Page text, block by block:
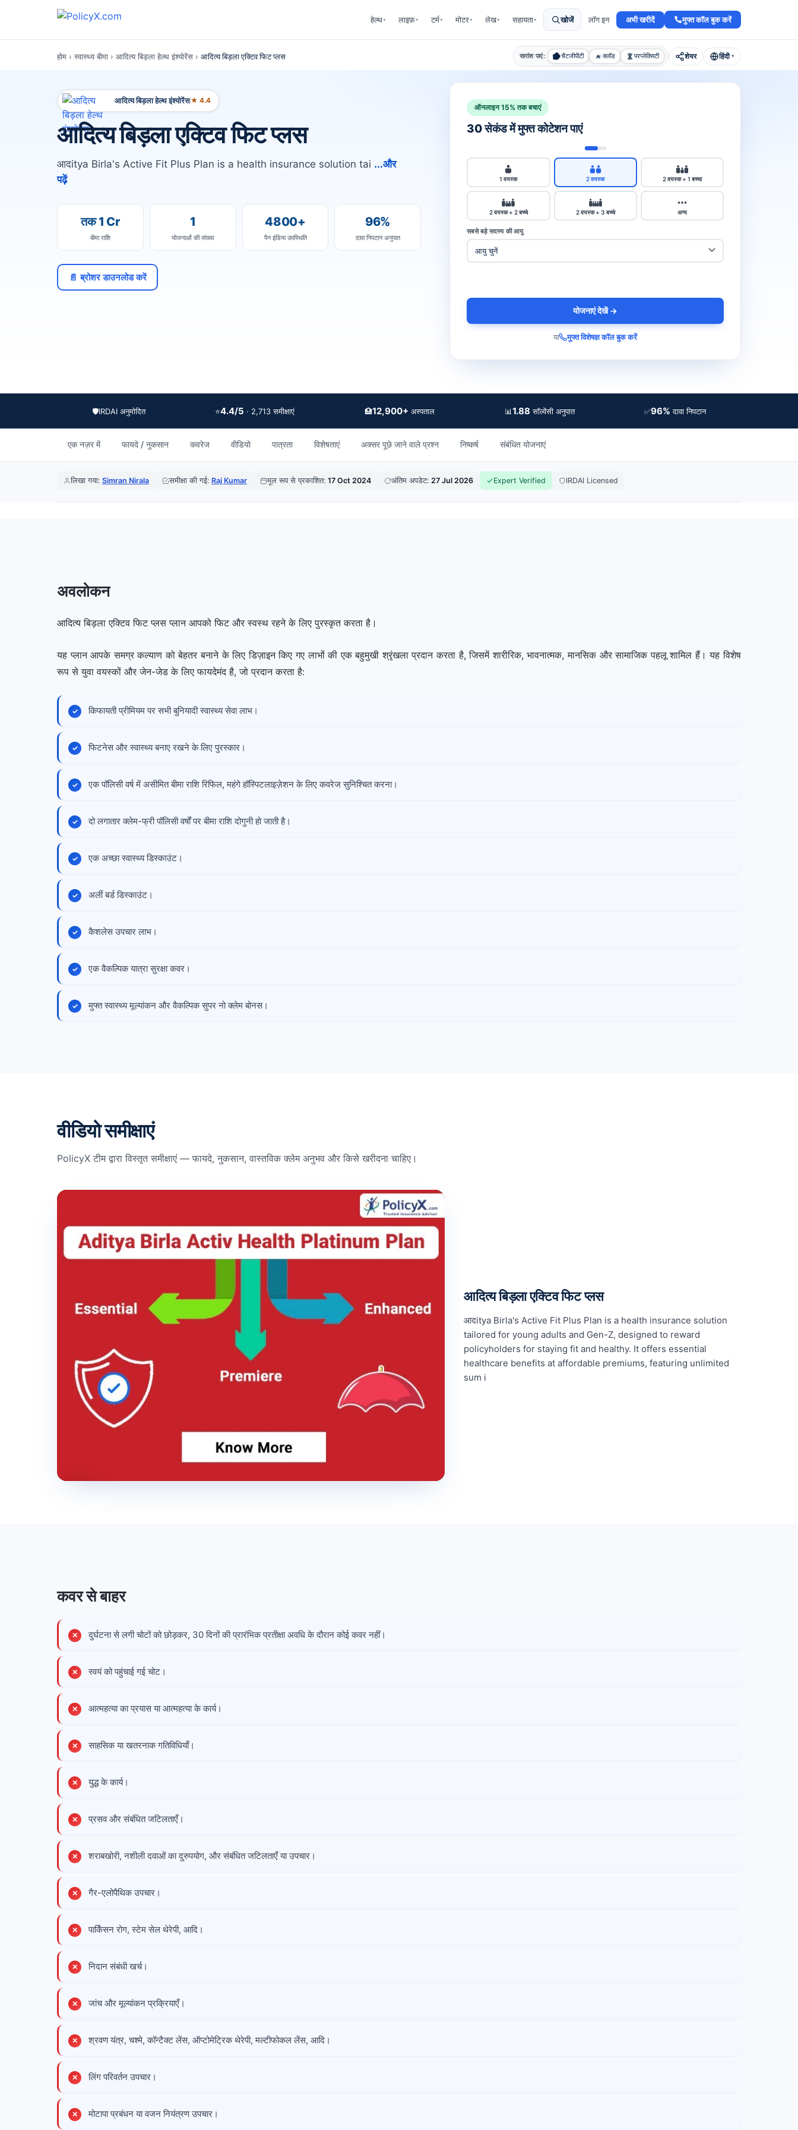
हेल्थ▾ लाइफ़▾ टर्म▾ मोटर▾ लेख▾ सहायता▾ खोजें लॉग इन अभी खरीदें मुफ्त कॉल बुक करें
होम › स्वास्थ्य बीमा › आदित्य बिड़ला हेल्थ इंश्योरेंस › आदित्य बिड़ला एक्टिव फिट प्लस सारांश पाएं: चैटजीपीटी क्लॉड परप्लेक्सिटी शेयर हिंदी ▾
आदित्य बिड़ला हेल्थ इंश्योरेंस★ 4.4
आदित्य बिड़ला एक्टिव फिट प्लस
आदitya Birla's Active Fit Plus Plan is a health insurance solution tai ...और
पढ़ें
तक 1 Cr
बीमा राशि
1
योजनाओं की संख्या
4800+
पैन इंडिया उपस्थिति
96%
दावा निपटान अनुपात
📄 ब्रोशर डाउनलोड करें
ऑनलाइन 15% तक बचाएं
30 सेकंड में मुफ्त कोटेशन पाएं
1 वयस्क 2 वयस्क 2 वयस्क + 1 बच्चा
2 वयस्क + 2 बच्चे 2 वयस्क + 3 बच्चे अन्य
सबसे बड़े सदस्य की आयु
योजनाएं देखें →
या मुफ्त विशेषज्ञ कॉल बुक करें
🛡️IRDAI अनुमोदित ⭐4.4/5 · 2,713 समीक्षाएं 🏥12,900+ अस्पताल 📊1.88 सॉल्वेंसी अनुपात ✅96% दावा निपटान
एक नज़र में फायदे / नुकसान कवरेज वीडियो पात्रता विशेषताएं अक्सर पूछे जाने वाले प्रश्न निष्कर्ष संबंधित योजनाएं
लिखा गया: Simran Nirala समीक्षा की गई: Raj Kumar मूल रूप से प्रकाशित: 17 Oct 2024 अंतिम अपडेट: 27 Jul 2026 Expert Verified IRDAI Licensed
अवलोकन
आदित्य बिड़ला एक्टिव फिट प्लस प्लान आपको फिट और स्वस्थ रहने के लिए पुरस्कृत करता है।
यह प्लान आपके समग्र कल्याण को बेहतर बनाने के लिए डिज़ाइन किए गए लाभों की एक बहुमुखी श्रृंखला प्रदान करता है, जिसमें शारीरिक, भावनात्मक, मानसिक और सामाजिक पहलू शामिल हैं। यह विशेष
रूप से युवा वयस्कों और जेन-जेड के लिए फायदेमंद है, जो प्रदान करता है:
किफायती प्रीमियम पर सभी बुनियादी स्वास्थ्य सेवा लाभ।
फिटनेस और स्वास्थ्य बनाए रखने के लिए पुरस्कार।
एक पॉलिसी वर्ष में असीमित बीमा राशि रिफिल, महंगे हॉस्पिटलाइज़ेशन के लिए कवरेज सुनिश्चित करना।
दो लगातार क्लेम-फ्री पॉलिसी वर्षों पर बीमा राशि दोगुनी हो जाती है।
एक अच्छा स्वास्थ्य डिस्काउंट।
अर्ली बर्ड डिस्काउंट।
कैशलेस उपचार लाभ।
एक वैकल्पिक यात्रा सुरक्षा कवर।
मुफ्त स्वास्थ्य मूल्यांकन और वैकल्पिक सुपर नो क्लेम बोनस।
वीडियो समीक्षाएं
PolicyX टीम द्वारा विस्तृत समीक्षाएं — फायदे, नुकसान, वास्तविक क्लेम अनुभव और किसे खरीदना चाहिए।
आदित्य बिड़ला एक्टिव फिट प्लस
आदitya Birla's Active Fit Plus Plan is a health insurance solution
tailored for young adults and Gen-Z, designed to reward
policyholders for staying fit and healthy. It offers essential
healthcare benefits at affordable premiums, featuring unlimited
sum i
कवर से बाहर
दुर्घटना से लगी चोटों को छोड़कर, 30 दिनों की प्रारंभिक प्रतीक्षा अवधि के दौरान कोई कवर नहीं।
स्वयं को पहुंचाई गई चोट।
आत्महत्या का प्रयास या आत्महत्या के कार्य।
साहसिक या खतरनाक गतिविधियाँ।
युद्ध के कार्य।
प्रसव और संबंधित जटिलताएँ।
शराबखोरी, नशीली दवाओं का दुरुपयोग, और संबंधित जटिलताएँ या उपचार।
गैर-एलोपैथिक उपचार।
पार्किंसन रोग, स्टेम सेल थेरेपी, आदि।
निदान संबंधी खर्च।
जांच और मूल्यांकन प्रक्रियाएँ।
श्रवण यंत्र, चश्मे, कॉन्टैक्ट लेंस, ऑप्टोमेट्रिक थेरेपी, मल्टीफोकल लेंस, आदि।
लिंग परिवर्तन उपचार।
मोटापा प्रबंधन या वजन नियंत्रण उपचार।